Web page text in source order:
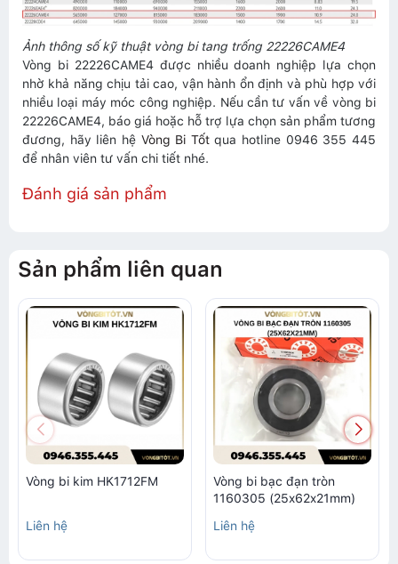
Ảnh thông số kỹ thuật vòng bi tang trống 22226CAME4
Vòng bi 22226CAME4 được nhiều doanh nghiệp lựa chọn
nhờ khả năng chịu tải cao, vận hành ổn định và phù hợp với
nhiều loại máy móc công nghiệp. Nếu cần tư vấn về vòng bi
22226CAME4, báo giá hoặc hỗ trợ lựa chọn sản phẩm tương
đương, hãy liên hệ Vòng Bi Tốtqua hotline 0946 355 445
để nhân viên tư vấn chi tiết nhé.
Đánh giá sản phẩm
Sản phẩm liên quan
Vòng bi kim HK1712FM
Liên hệ
Vòng bi bạc đạn tròn
1160305 (25x62x21mm)
Liên hệ